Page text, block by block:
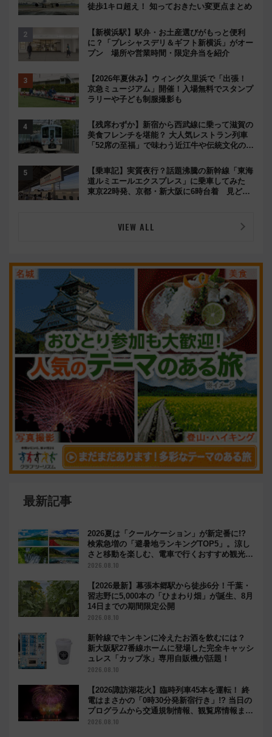
徒歩1キロ超え！ 知っておきたい変更点まとめ
【新横浜駅】駅弁・お土産選びがもっと便利
に？「プレシャスデリ＆ギフト新横浜」がオー
プン 場所や営業時間・限定弁当を紹介
【2026年夏休み】ウィング久里浜で「出張！
京急ミュージアム」開催！入場無料でスタンプ
ラリーや子ども制服撮影も
【残席わずか】新宿から西武線に乗って滋賀の
美食フレンチを堪能？ 大人気レストラン列車
「52席の至福」で味わう近江牛や伝統文化の特
【乗車記】実質夜行？話題沸騰の新幹線「東海
道ルミエールエクスプレス」に乗車してみた
東京22時発、京都・新大阪に6時台着 見どこ
VIEW ALL
最新記事
2026夏は「クールケーション」が新定番に!?
検索急増の「避暑地ランキングTOP5」。涼し
さと移動を楽しむ、電車で行くおすすめ観光情
報も
2026.08.10
【2026最新】幕張本郷駅から徒歩6分！千葉・
習志野に5,000本の「ひまわり畑」が誕生、8月
14日までの期間限定公開
2026.08.10
新幹線でキンキンに冷えたお酒を飲むには？
新大阪駅27番線ホームに登場した完全キャッシ
ュレス「カップ氷」専用自販機が話題！
2026.08.10
【2026諏訪湖花火】臨時列車45本を運転！ 終
電はまさかの「0時30分発新宿行き」!? 当日の
プログラムから交通規制情報、観覧席情報まで
徹底解説
2026.08.10